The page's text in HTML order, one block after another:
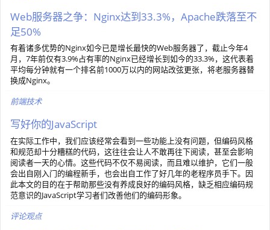
Web服务器之争：Nginx达到33.3%，Apache跌落至不
足50%
有着诸多优势的Nginx如今已是增长最快的Web服务器了，截止今年4
月，7年前仅有3.9%占有率的Nginx已经增长到如今的33.3%，这代表着
平均每分钟就有一个排名前1000万以内的网站改弦更张，将老服务器替
换成Nginx。
前端技术
写好你的JavaScript
在实际工作中，我们应该经常会看到一些功能上没有问题，但编码风格
和规范却十分糟糕的代码，这往往会让人不敢再往下阅读，甚至会影响
阅读者一天的心情。这些代码不仅不易阅读，而且难以维护，它们一般
会出自刚入门的编程新手，也会出自工作了好几年的老程序员手下。因
此本文的目的在于帮助那些没有养成良好的编码风格，缺乏相应编码规
范意识的JavaScript学习者们改善他们的编码形象。
评论观点